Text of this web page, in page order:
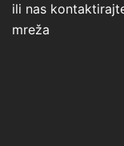
ili nas
mreža